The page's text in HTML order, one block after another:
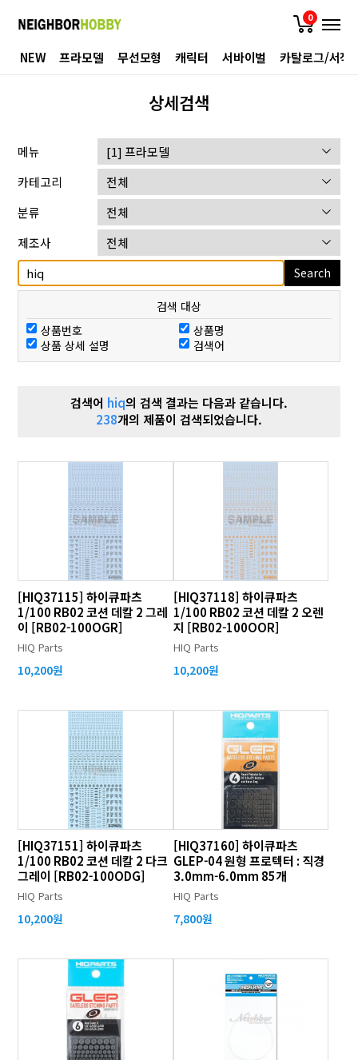
0
NEW 프라모델 무선모형 캐릭터 서바이벌 카탈로그/서적
상세검색
메뉴
카테고리
분류
제조사
Search
검색 대상
상품번호
상품명
상품 상세 설명
검색어
검색어 hiq의 검색 결과는 다음과 같습니다.
238개의 제품이 검색되었습니다.
[HIQ37115] 하이큐파츠
1/100 RB02 코션 데칼 2 그레
이 [RB02-100OGR]
HIQ Parts
10,200원
[HIQ37118] 하이큐파츠
1/100 RB02 코션 데칼 2 오렌
지 [RB02-100OOR]
HIQ Parts
10,200원
[HIQ37151] 하이큐파츠
1/100 RB02 코션 데칼 2 다크
그레이 [RB02-100ODG]
HIQ Parts
10,200원
[HIQ37160] 하이큐파츠
GLEP-04 원형 프로텍터 : 직경
3.0mm-6.0mm 85개
HIQ Parts
7,800원